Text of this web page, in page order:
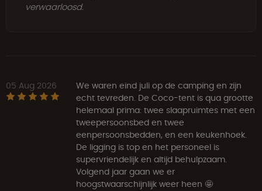
verwaarloosd.
05 Aug 2026
We waren eind juli op de camping en zijn
echt tevreden. De Coco-tent is qua grootte
helemaal prima: twee slaapruimtes met een
tweepersoonsbed en twee
eenpersoonsbedden, en een keukenhoek.
De ligging is top en het personeel is
supervriendelijk en altijd behulpzaam.
Volgend jaar gaan we er
hoogstwaarschijnlijk weer heen 🤩